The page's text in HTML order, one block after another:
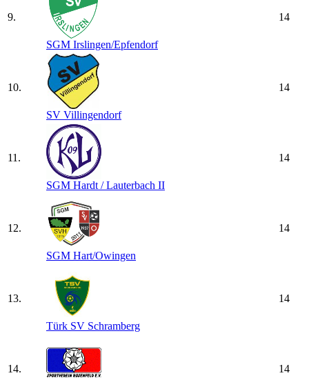
9.
SGM Irslingen/​Epfendorf
14
10.
SV Villingendorf
14
11.
SGM Hardt /​ Lauterbach II
14
12.
SGM Hart/​Owingen
14
13.
Türk SV Schramberg
14
14. 14